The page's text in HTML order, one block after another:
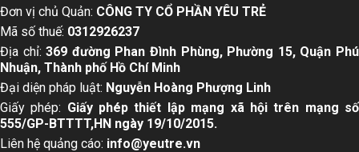
Đơn vị chủ Quản: CÔNG TY CỔ PHẦN YÊU TRẺ
Mã số thuế: 0312926237
Địa chỉ:369 đường Phan Đình Phùng, Phường 15, Quận Phú
Nhuận, Thành phố Hồ Chí Minh
Đại diện pháp luật: Nguyễn Hoàng Phượng Linh
Giấy phép: Giấy phép thiết lập mạng xã hội trên mạng số
555/GP-BTTTT,HN ngày 19/10/2015.
Liên hệ quảng cáo: info@yeutre.vn